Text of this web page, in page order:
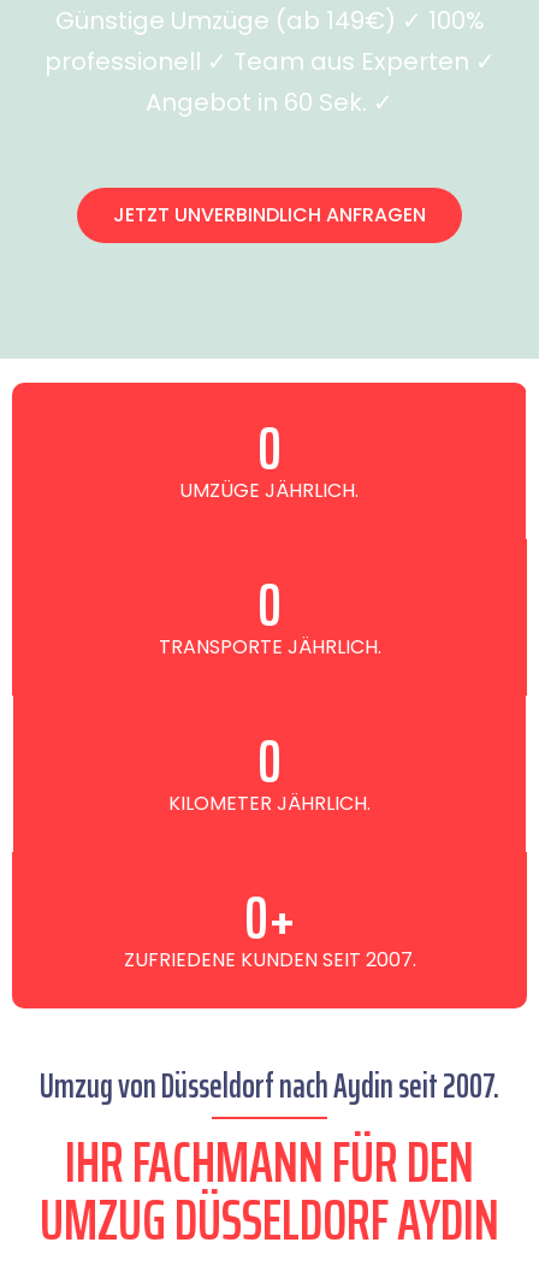
Günstige Umzüge (ab 149€) ✓ 100%
professionell ✓ Team aus Experten ✓
Angebot in 60 Sek. ✓
JETZT UNVERBINDLICH ANFRAGEN
UMZÜGE JÄHRLICH.
0
TRANSPORTE JÄHRLICH.
0
KILOMETER JÄHRLICH.
0
ZUFRIEDENE KUNDEN SEIT 2007.
0+
Umzug von Düsseldorf nach Aydin seit 2007.
IHR FACHMANN FÜR DEN
UMZUG DÜSSELDORF AYDIN